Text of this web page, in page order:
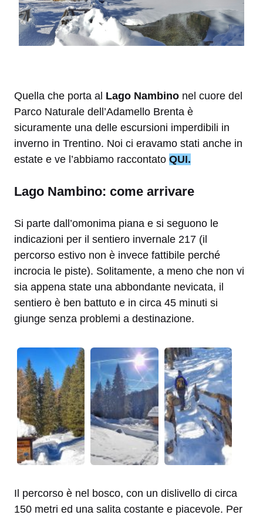
Quella che porta al Lago Nambino nel cuore del
Parco Naturale dell’Adamello Brenta è
sicuramente una delle escursioni imperdibili in
inverno in Trentino. Noi ci eravamo stati anche in
estate e ve l’abbiamo raccontato QUI.
Lago Nambino: come arrivare
Si parte dall’omonima piana e si seguono le
indicazioni per il sentiero invernale 217 (il
percorso estivo non è invece fattibile perché
incrocia le piste). Solitamente, a meno che non vi
sia appena state una abbondante nevicata, il
sentiero è ben battuto e in circa 45 minuti si
giunge senza problemi a destinazione.
Il percorso è nel bosco, con un dislivello di circa
150 metri ed una salita costante e piacevole. Per